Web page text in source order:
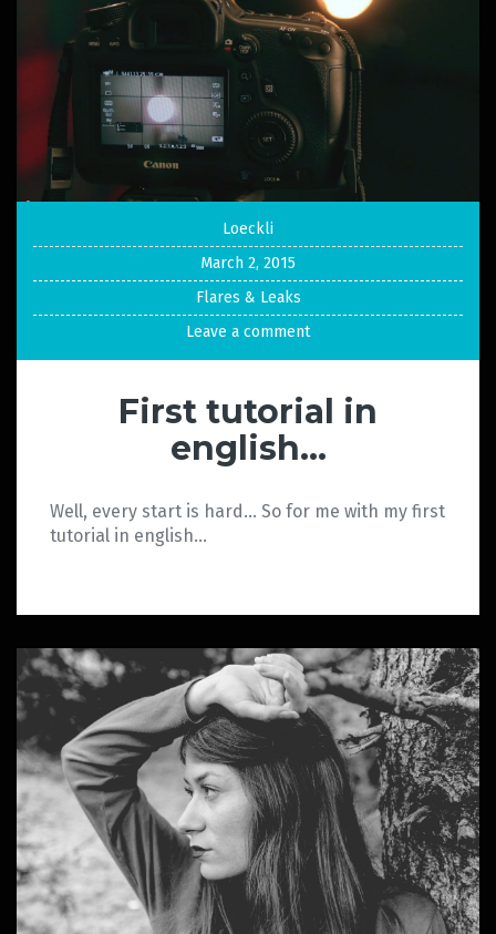
Loeckli
March 2, 2015
Flares & Leaks
Leave a comment
First tutorial in
english…
Well, every start is hard… So for me with my first
tutorial in english…